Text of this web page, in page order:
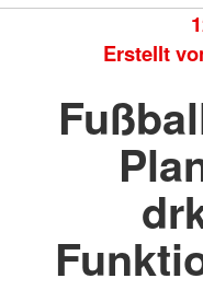
Erstellt